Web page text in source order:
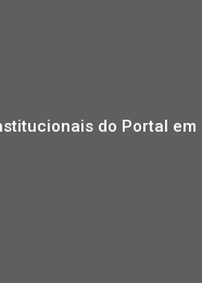
do Portal em